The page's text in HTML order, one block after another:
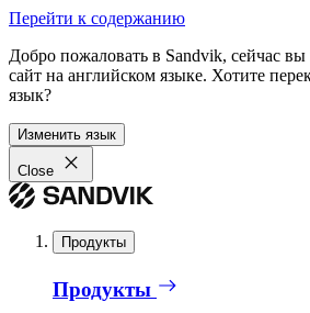
Перейти к содержанию
Добро пожаловать в Sandvik, сейчас
сайт на английском языке. Хотите
язык?
Изменить язык
Close
Продукты
Продукты